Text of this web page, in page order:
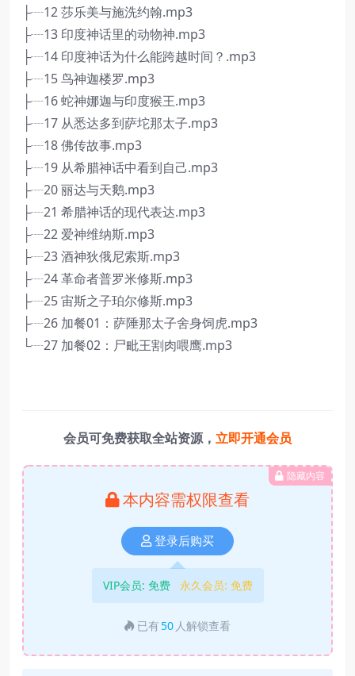
├┈12 莎乐美与施洗约翰.mp3
├┈13 印度神话里的动物神.mp3
├┈14 印度神话为什么能跨越时间？.mp3
├┈15 鸟神迦楼罗.mp3
├┈16 蛇神娜迦与印度猴王.mp3
├┈17 从悉达多到萨坨那太子.mp3
├┈18 佛传故事.mp3
├┈19 从希腊神话中看到自己.mp3
├┈20 丽达与天鹅.mp3
├┈21 希腊神话的现代表达.mp3
├┈22 爱神维纳斯.mp3
├┈23 酒神狄俄尼索斯.mp3
├┈24 革命者普罗米修斯.mp3
├┈25 宙斯之子珀尔修斯.mp3
├┈26 加餐01：萨陲那太子舍身饲虎.mp3
└┈27 加餐02：尸毗王割肉喂鹰.mp3
会员可免费获取全站资源， 立即开通会员
隐藏内容
本内容需权限查看
登录后购买
VIP会员: 免费 永久会员: 免费
已有 50 人解锁查看